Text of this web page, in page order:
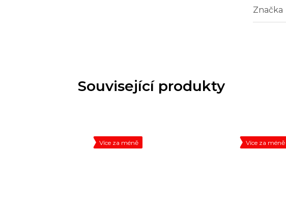
Související produkty
Více za méně Více za méně
Značka